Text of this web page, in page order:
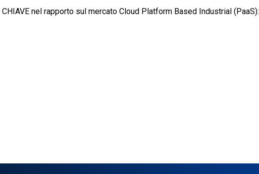
nel rapporto sul mercato Cloud Platform Based Industrial (PaaS):